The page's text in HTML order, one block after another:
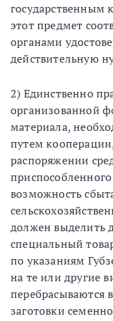
государственным
этот предмет
органами
действительную
2) Единственно
организованной
материала,
путем
распоряжении
возможность
должен выделить
специальный
по указаниям
на те или другие
перебрасываются
заготовки